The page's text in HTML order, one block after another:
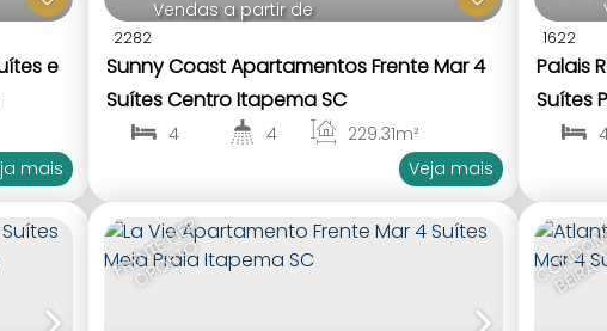
e
mais
2282
Vendas a partir de
Sunny Coast Apartamentos Frente Mar 4
Suítes Centro Itapema SC
4 4 229.31m²
Veja mais
1622
Palais
Suítes
F
R
E
N
T
E
P
Í
E
R
O
P
O
R
T
O